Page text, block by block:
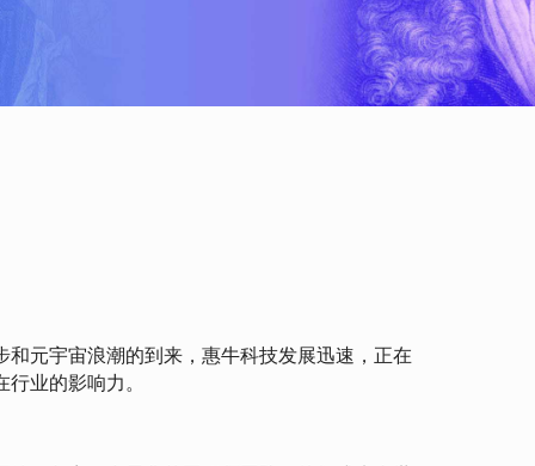
和元宇宙浪潮的到来，惠牛科技发展迅速，正在
业的影响力。